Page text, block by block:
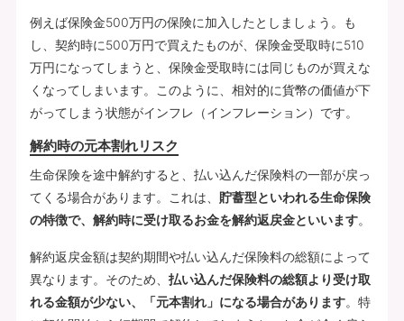
例えば保険金500万円の保険に加入したとしましょう。も
し、契約時に500万円で買えたものが、保険金受取時に510
万円になってしまうと、保険金受取時には同じものが買えな
くなってしまいます。このように、相対的に貨幣の価値が下
がってしまう状態がインフレ（インフレーション）です。
解約時の元本割れリスク
生命保険を途中解約すると、払い込んだ保険料の一部が戻っ
てくる場合があります。これは、 貯蓄型といわれる生命保険
の特徴で、解約時に受け取るお金を解約返戻金といいます。
解約返戻金額は契約期間や払い込んだ保険料の総額によって
異なります。そのため、 払い込んだ保険料の総額より受け取
れる金額が少ない、「元本割れ」になる場合があります。特